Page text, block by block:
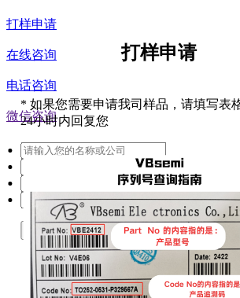
打样申请
在线咨询
电话咨询
微信咨询
打样申请
* 如果您需要申请我司样品，请填写表
24小时内回复您
提交